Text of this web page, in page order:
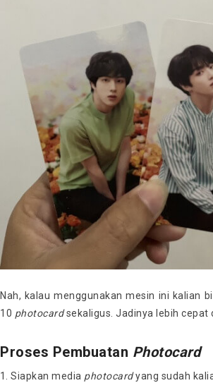
Nah, kalau menggunakan mesin ini kalian
10 photocardsekaligus. Jadinya lebih cepat
Proses Pembuatan Photocard
Siapkan media photocardyang sudah